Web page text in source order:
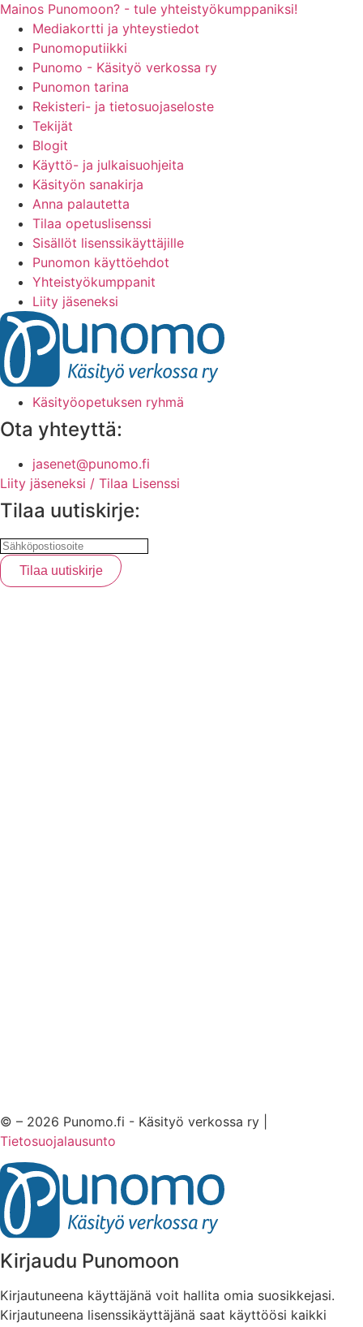
Mainos Punomoon? - tule yhteistyökumppaniksi!
Mediakortti ja yhteystiedot
Punomoputiikki
Punomo - Käsityö verkossa ry
Punomon tarina
Rekisteri- ja tietosuojaseloste
Tekijät
Blogit
Käyttö- ja julkaisuohjeita
Käsityön sanakirja
Anna palautetta
Tilaa opetuslisenssi
Sisällöt lisenssikäyttäjille
Punomon käyttöehdot
Yhteistyökumppanit
Liity jäseneksi
Käsityöopetuksen ryhmä
Ota yhteyttä:
jasenet@punomo.fi
Liity jäseneksi / Tilaa Lisenssi
Tilaa uutiskirje:
© – 2026 Punomo.fi - Käsityö verkossa ry |
Tietosuojalausunto
Kirjaudu Punomoon
Kirjautuneena käyttäjänä voit hallita omia suosikkejasi.
Kirjautuneena lisenssikäyttäjänä saat käyttöösi kaikki